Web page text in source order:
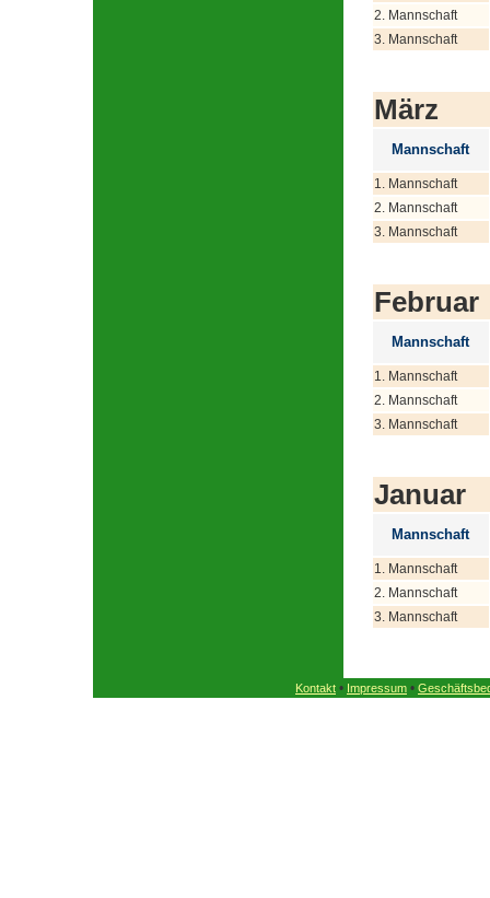
2. Mannschaft
3. Mannschaft
März
Mannschaft
1. Mannschaft
2. Mannschaft
3. Mannschaft
Februar
Mannschaft
1. Mannschaft
2. Mannschaft
3. Mannschaft
Januar
Mannschaft
1. Mannschaft
2. Mannschaft
3. Mannschaft
Kontakt • Impressum •